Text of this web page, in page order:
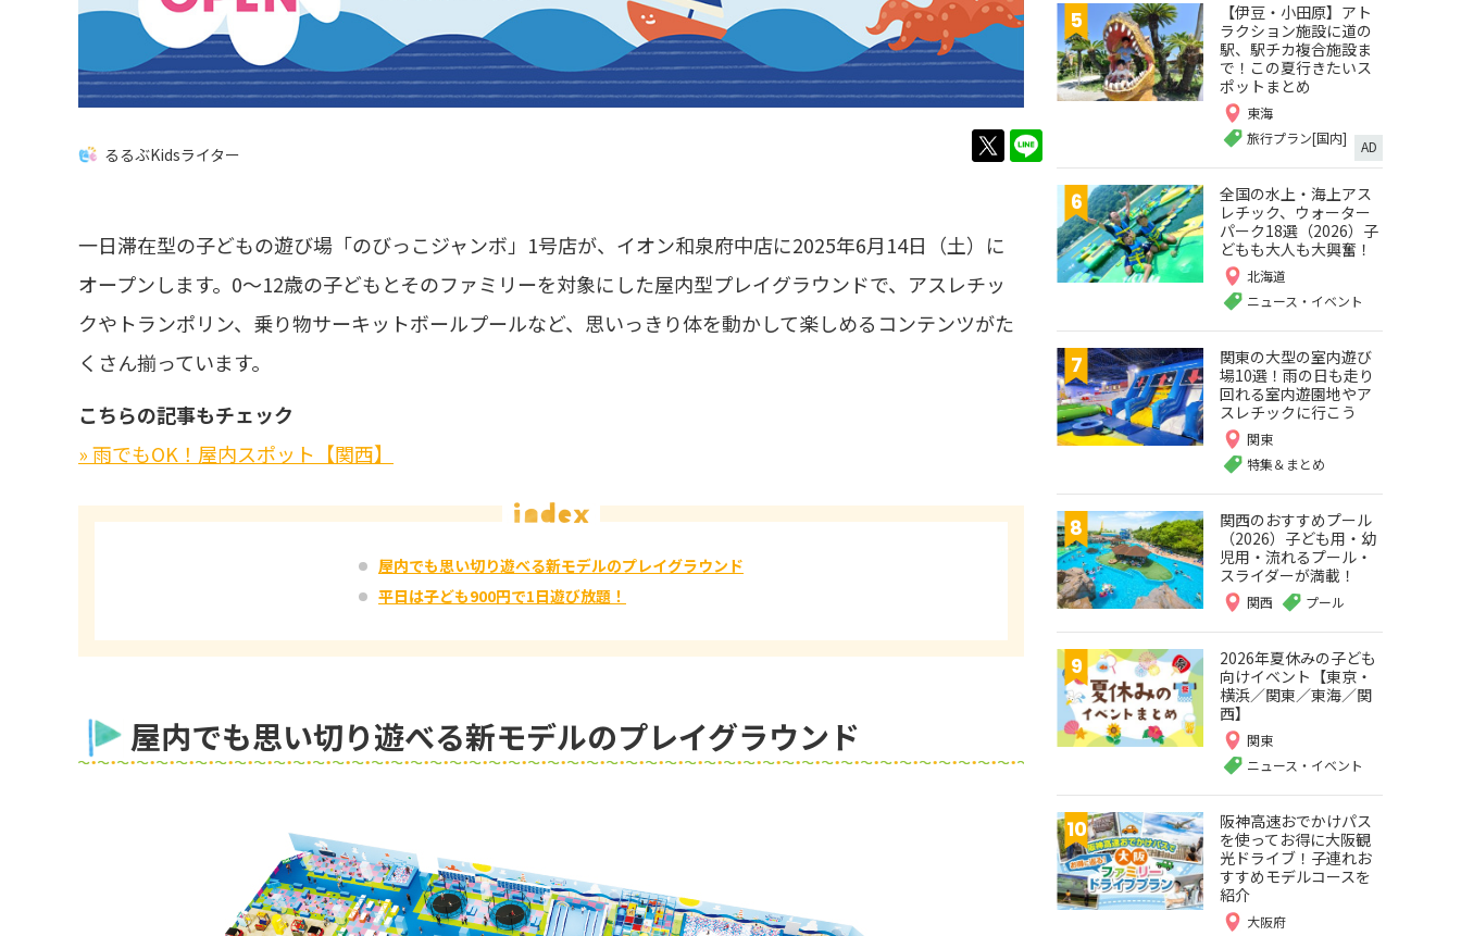
るるぶKidsライター twitter
一日滞在型の子どもの遊び場「のびっこジャンボ」1号店が、イオン和泉府中店に2025年6月14日（土）に
オープンします。0～12歳の子どもとそのファミリーを対象にした屋内型プレイグラウンドで、アスレチッ
クやトランポリン、乗り物サーキットボールプールなど、思いっきり体を動かして楽しめるコンテンツがた
くさん揃っています。
こちらの記事もチェック
» 雨でもOK！屋内スポット【関西】
屋内でも思い切り遊べる新モデルのプレイグラウンド
平日は子ども900円で1日遊び放題！
屋内でも思い切り遊べる新モデルのプレイグラウンド
【伊豆・小田原】アト
ラクション施設に道の
駅、駅チカ複合施設ま
で！この夏行きたいス
ポットまとめ
東海
旅行プラン[国内]
AD
全国の水上・海上アス
レチック、ウォーター
パーク18選（2026）子
どもも大人も大興奮！
北海道
ニュース・イベント
関東の大型の室内遊び
場10選！雨の日も走り
回れる室内遊園地やア
スレチックに行こう
関東
特集＆まとめ
関西のおすすめプール
（2026）子ども用・幼
児用・流れるプール・
スライダーが満載！
関西 プール
2026年夏休みの子ども
向けイベント【東京・
横浜／関東／東海／関
西】
関東
ニュース・イベント
阪神高速おでかけパス
を使ってお得に大阪観
光ドライブ！子連れお
すすめモデルコースを
紹介
大阪府